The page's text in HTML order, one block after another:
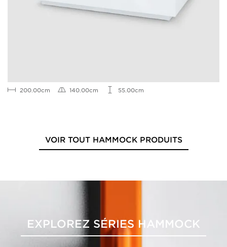
200.00cm 140.00cm 55.00cm
VOIR TOUT HAMMOCK PRODUITS
EXPLOREZ SÉRIES HAMMOCK